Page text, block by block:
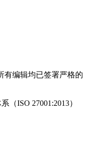
有编辑均已签署严格的
（ISO 27001:2013）